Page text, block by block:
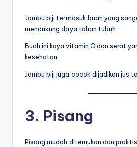
Jambu biji termasuk buah yang
mendukung daya tahan tubuh.
Buah ini kaya vitamin C dan serat
kesehatan.
Jambu biji juga cocok dijadikan jus
3. Pisang
Pisang mudah ditemukan dan